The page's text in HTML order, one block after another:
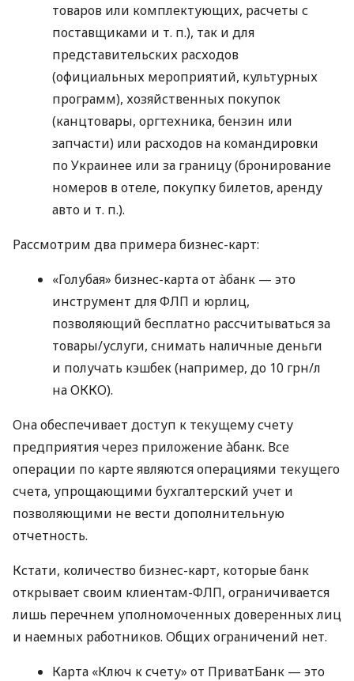
товаров или комплектующих, расчеты с
поставщиками и т. п.), так и для
представительских расходов
(официальных мероприятий, культурных
программ), хозяйственных покупок
(канцтовары, оргтехника, бензин или
запчасти) или расходов на командировки
по Украинее или за границу (бронирование
номеров в отеле, покупку билетов, аренду
авто и т. п.).
Рассмотрим два примера бизнес-карт:
«Голубая» бизнес-карта от àбанк — это
инструмент для ФЛП и юрлиц,
позволяющий бесплатно рассчитываться за
товары/услуги, снимать наличные деньги
и получать кэшбек (например, до 10 грн/л
на ОККО).
Она обеспечивает доступ к текущему счету
предприятия через приложение àбанк. Все
операции по карте являются операциями текущего
счета, упрощающими бухгалтерский учет и
позволяющими не вести дополнительную
отчетность.
Кстати, количество бизнес-карт, которые банк
открывает своим клиентам-ФЛП, ограничивается
лишь перечнем уполномоченных доверенных лиц
и наемных работников. Общих ограничений нет.
Карта «Ключ к счету» от ПриватБанк — это